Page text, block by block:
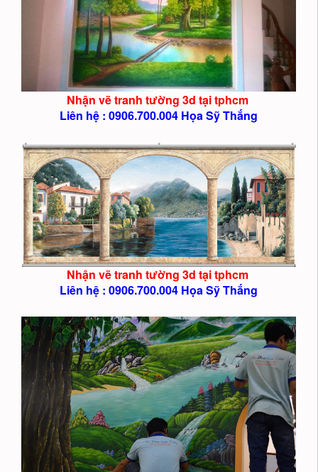
Nhận vẽ tranh tường 3d tại tphcm
Liên hệ : 0906.700.004 Họa Sỹ Thắng
Nhận vẽ tranh tường 3d tại tphcm
Liên hệ : 0906.700.004 Họa Sỹ Thắng